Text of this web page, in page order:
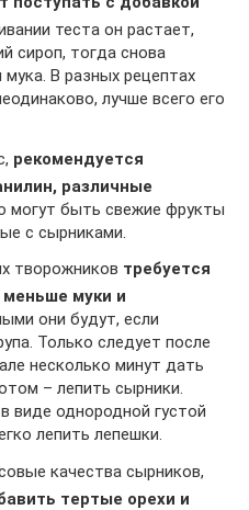
теста он растает,
сироп, тогда снова
В разных рецептах
лучше всего его
рекомендуется
различные
могут быть свежие фрукты
с сырниками.
творожников требуется
муки и
они будут, если
Только следует после
несколько минут дать
– лепить сырники.
виде однородной густой
лепить лепешки.
качества сырников,
тертые орехи и